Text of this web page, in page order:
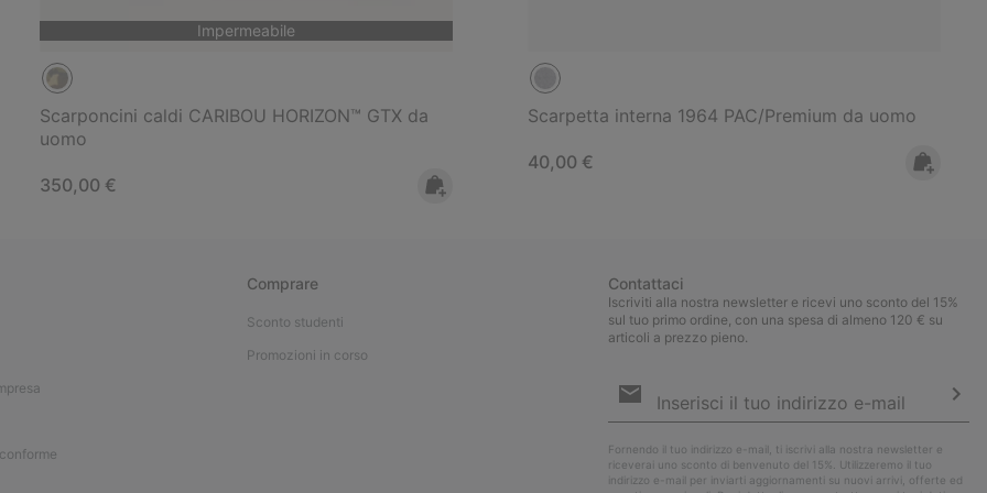
Impermeabile
Scarponcini caldi CARIBOU HORIZON™ GTX da
uomo
Regular price:
350,00 €
Scarpetta interna 1964 PAC/Premium da uomo
Regular price:
40,00 €
Comprare
Sconto studenti
Promozioni in corso
Contattaci
Iscriviti alla nostra newsletter e ricevi uno sconto del 15%
sul tuo primo ordine, con una spesa di almeno 120 € su
articoli a prezzo pieno.
e-
Fornendo il tuo indirizzo e-mail, ti iscrivi alla nostra newsletter e
riceverai uno sconto di benvenuto del 15%. Utilizzeremo il tuo
indirizzo e-mail per inviarti aggiornamenti su nuovi arrivi, offerte ed